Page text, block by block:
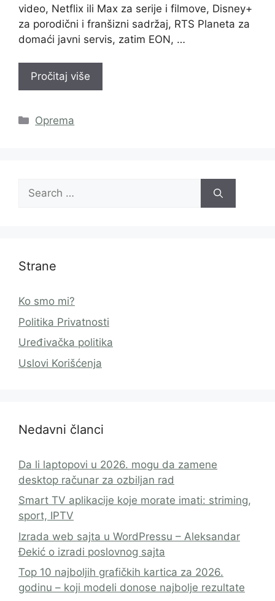
video, Netflix ili Max za serije i filmove, Disney+
za porodični i franšizni sadržaj, RTS Planeta za
domaći javni servis, zatim EON, …
Pročitaj više
Categories
Oprema
Search
for:
Strane
Ko smo mi?
Politika Privatnosti
Uređivačka politika
Uslovi Korišćenja
Nedavni članci
Da li laptopovi u 2026. mogu da zamene
desktop računar za ozbiljan rad
Smart TV aplikacije koje morate imati: striming,
sport, IPTV
Izrada web sajta u WordPressu – Aleksandar
Đekić o izradi poslovnog sajta
Top 10 najboljih grafičkih kartica za 2026.
godinu – koji modeli donose najbolje rezultate